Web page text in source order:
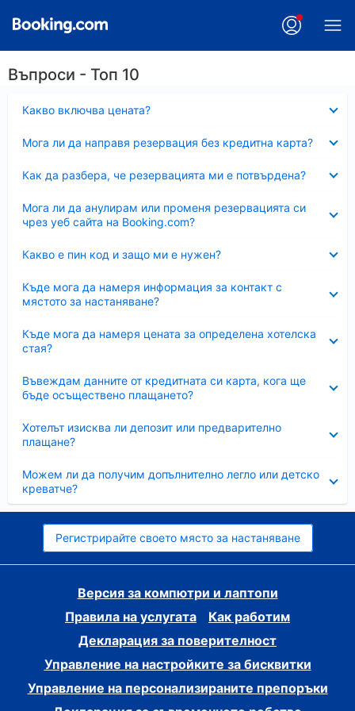
Въпроси - Топ 10
Какво включва цената?
Мога ли да направя резервация без кредитна карта?
Как да разбера, че резервацията ми е потвърдена?
Мога ли да анулирам или променя резервацията си
чрез уеб сайта на Booking.com?
Какво е пин код и защо ми е нужен?
Къде мога да намеря информация за контакт с
мястото за настаняване?
Къде мога да намеря цената за определена хотелска
стая?
Въвеждам данните от кредитната си карта, кога ще
бъде осъществено плащането?
Хотелът изисква ли депозит или предварително
плащане?
Можем ли да получим допълнително легло или детско
креватче?
Регистрирайте своето място за настаняване
Версия за компютри и лаптопи
Правила на услугата
Как работим
Декларация за поверителност
Управление на настройките за бисквитки
Управление на персонализираните препоръки